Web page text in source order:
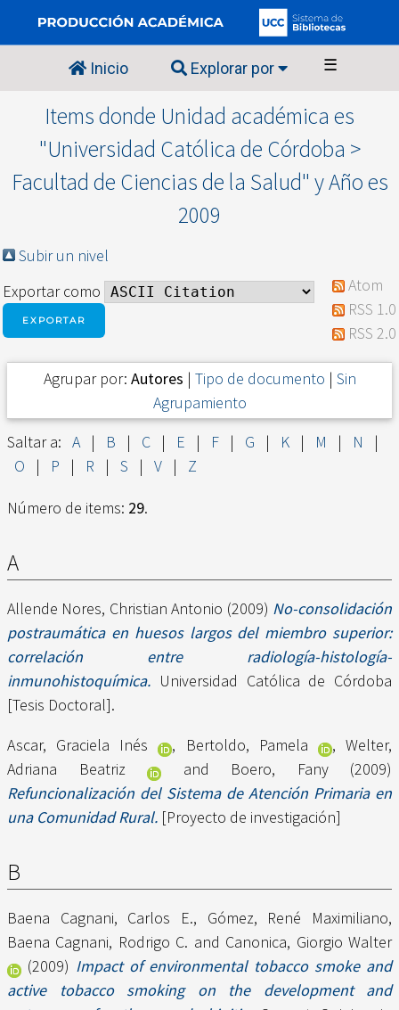
Inicio Explorar por ☰
Items donde Unidad académica es
"Universidad Católica de Córdoba >
Facultad de Ciencias de la Salud" y Año es
2009
Subir un nivel
Exportar como
Atom
RSS 1.0
RSS 2.0
Agrupar por: Autores | Tipo de documento | Sin
Agrupamiento
Saltar a: A | B | C | E | F | G | K | M | N
|
O
| P | R | S | V | Z
Número de items: 29.
A
Allende Nores, Christian Antonio (2009) No-consolidación
postraumática en huesos largos del miembro superior:
correlación entre radiología-histología-
inmunohistoquímica. Universidad Católica de Córdoba
[Tesis Doctoral].
Ascar, Graciela Inés
, Bertoldo, Pamela ,Welter,
Adriana Beatriz
and Boero, Fany(2009)
Refuncionalización del Sistema de Atención Primaria en
una Comunidad Rural. [Proyecto de investigación]
B
Baena Cagnani, Carlos E., Gómez, René Maximiliano,
Baena Cagnani, Rodrigo C. and Canonica, Giorgio Walter
(2009) Impact of environmental tobacco smoke and
active tobacco smoking on the development and